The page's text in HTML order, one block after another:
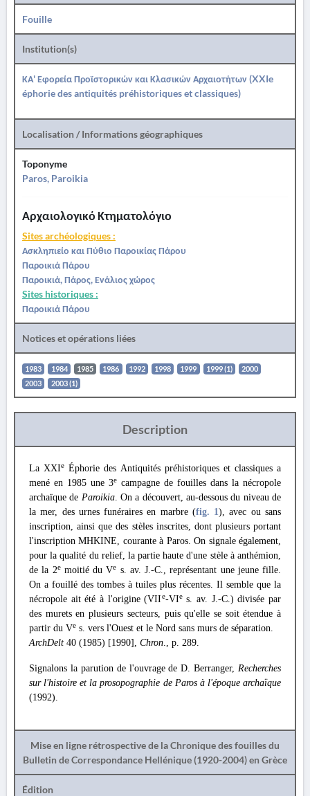
Fouille
Institution(s)
ΚΑ' Εφορεία Προϊστορικών και Κλασικών Αρχαιοτήτων (XXIe
éphorie des antiquités préhistoriques et classiques)
Localisation / Informations géographiques
Toponyme
Paros, Paroikia
Αρχαιολογικό Κτηματολόγιο
Sites archéologiques :
Ασκληπιείο και Πύθιο Παροικίας Πάρου
Παροικιά Πάρου
Παροικιά, Πάρος, Ενάλιος χώρος
Sites historiques :
Παροικιά Πάρου
Notices et opérations liées
1983 1984 1985 1986 1992 1998 1999 1999 (1)
2000
2003
2003 (1)
Description
La XXIe Éphorie des Antiquités préhistoriques et classiques a
mené en 1985 une 3e campagne de fouilles dans la nécropole
archaïque de Paroikia. On a découvert, au-dessous du niveau de
la mer, des urnes funéraires en marbre (fig. 1), avec ou sans
inscription, ainsi que des stèles inscrites, dont plusieurs portant
l'inscription MHKINE, courante à Paros. On signale également,
pour la qualité du relief, la partie haute d'une stèle à anthémion,
de la 2emoitié du Ve s. av. J.-C., représentant une jeune fille.
On a fouillé des tombes à tuiles plus récentes. Il semble que la
nécropole ait été à l'origine (VIIe-VIes. av. J.-C.) divisée par
des murets en plusieurs secteurs, puis qu'elle se soit étendue à
partir du Ve s. vers l'Ouest et le Nord sans murs de séparation.
ArchDelt 40 (1985) [1990], Chron., p. 289.
Signalons la parution de l'ouvrage de D. Berranger, Recherches
sur l'histoire et la prosopographie de Paros à l'époque archaïque
(1992).
Mise en ligne rétrospective de la Chronique des fouilles du
Bulletin de Correspondance Hellénique (1920-2004) en Grèce
Édition